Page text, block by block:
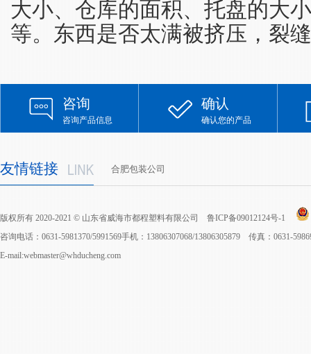
大小、仓库的面积、托盘的大
等。东西是否太满被挤压，裂
咨询
咨询产品信息
确认
确认您的产品
友情链接 合肥包装公司
版权所有 2020-2021 © 山东省威海市都程塑料有限公司 鲁ICP备09012124号-1
咨询电话：0631-5981370/5991569手机：13806307068/13806305879 传真：0631-
E-mail:webmaster@whducheng.com